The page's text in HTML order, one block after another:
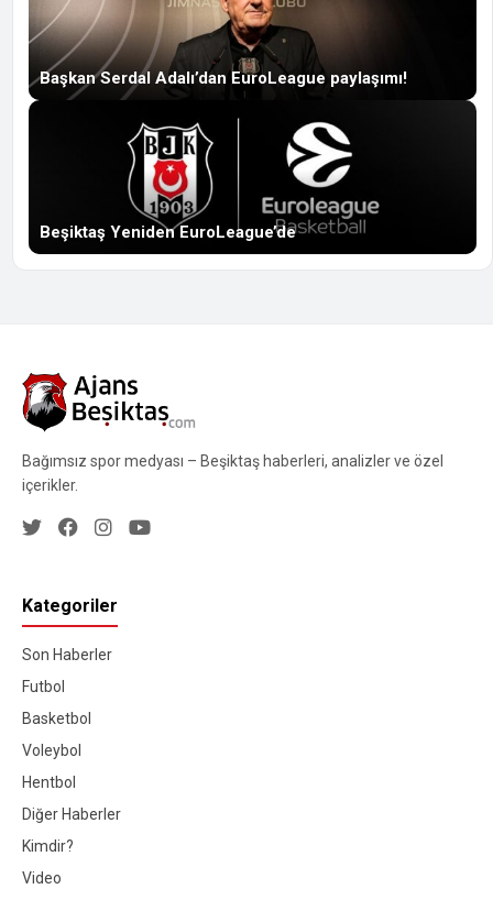
Başkan Serdal Adalı’dan EuroLeague paylaşımı!
Beşiktaş Yeniden EuroLeague’de
Bağımsız spor medyası – Beşiktaş haberleri, analizler ve özel
içerikler.
Kategoriler
Son Haberler
Futbol
Basketbol
Voleybol
Hentbol
Diğer Haberler
Kimdir?
Video